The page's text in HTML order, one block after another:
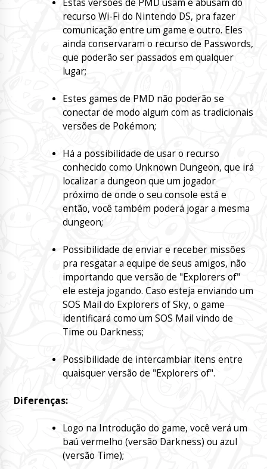
recurso Wi-Fi do Nintendo DS, pra fazer
comunicação entre um game e outro. Eles
ainda conservaram o recurso de Passwords,
que poderão ser passados em qualquer
lugar;
Estes games de PMD não poderão se
conectar de modo algum com as tradicionais
versões de Pokémon;
Há a possibilidade de usar o recurso
conhecido como Unknown Dungeon, que irá
localizar a dungeon que um jogador
próximo de onde o seu console está e
então, você também poderá jogar a mesma
dungeon;
Possibilidade de enviar e receber missões
pra resgatar a equipe de seus amigos, não
importando que versão de "Explorers of"
ele esteja jogando. Caso esteja enviando um
SOS Mail do Explorers of Sky, o game
identificará como um SOS Mail vindo de
Time ou Darkness;
Possibilidade de intercambiar itens entre
quaisquer versão de "Explorers of".
Diferenças:
Logo na Introdução do game, você verá um
baú vermelho (versão Darkness) ou azul
(versão Time);